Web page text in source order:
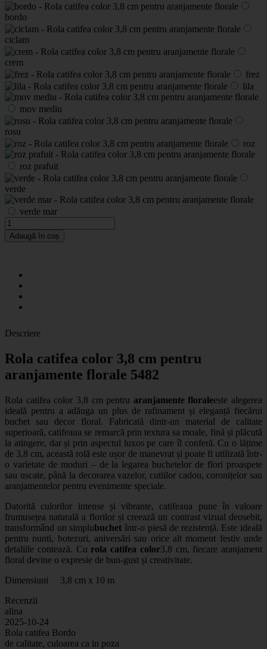
bordo
ciclam
crem
frez
lila
mov mediu
rosu
roz
roz prafuit
verde
verde mar
Adaugă în coș
Descriere
Rola catifea color 3,8 cm pentru
aranjamente florale 5482
Rola catifea color 3,8 cm pentru aranjamente floraleeste alegerea
ideală pentru a adăuga un plus de rafinament și eleganță fiecărui
buchet sau decor floral. Fabricată dintr-un material de calitate
superioară, catifeaua se remarcă prin textura sa moale, fină și plăcută
la atingere, dar și prin aspectul luxos pe care îl conferă. Cu o lățime
de 3,8 cm, această rolă este ușor de manevrat și poate fi utilizată într-
o varietate de moduri – de la legarea buchetelor de flori proaspete
sau uscate, până la decorarea vazelor, cutiilor cadou, coronițelor sau
aranjamentelor pentru evenimente speciale.
Datorită culorilor intense și vibrante, catifeaua pune în valoare
frumusețea naturală a florilor și creează un contrast vizual deosebit,
transformând un simplubuchet într-o piesă de rezistență. Este ideală
pentru nunti, botezuri, aniversări sau orice alt moment festiv unde
detaliile contează. Cu rola catifea color3,8 cm, fiecare aranjament
floral devine o expresie de bun-gust și creativitate.
Dimensiuni 3,8 cm x 10 m
Recenzii
alina
2025-10-24
Rola catifea Bordo
de calitate, culoarea ca in poza